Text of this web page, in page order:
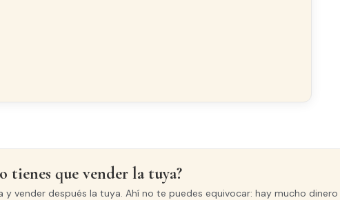
CARPINTERÍA INTERIOR
Madera
tienes que vender la tuya?
y vender después la tuya. Ahí no te puedes equivocar: hay mucho